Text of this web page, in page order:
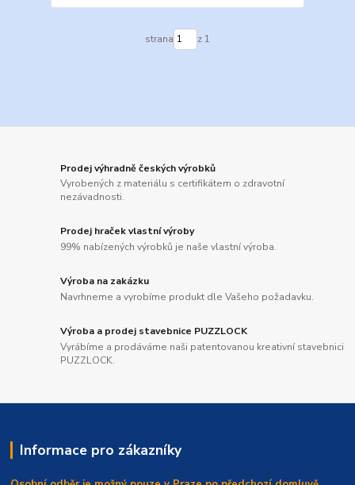
strana z 1
Prodej výhradně českých výrobků
Vyrobených z materiálu s certifikátem o zdravotní
nezávadnosti.
Prodej hraček vlastní výroby
99% nabízených výrobků je naše vlastní výroba.
Výroba na zakázku
Navrhneme a vyrobíme produkt dle Vašeho požadavku.
Výroba a prodej stavebnice PUZZLOCK
Vyrábíme a prodáváme naši patentovanou kreativní stavebnici
PUZZLOCK.
Informace pro zákazníky